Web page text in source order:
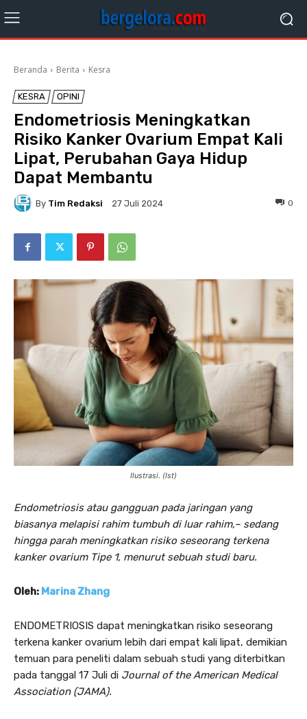
Beranda Berita Kesra
KESRA OPINI
Endometriosis Meningkatkan
Risiko Kanker Ovarium Empat Kali
Lipat, Perubahan Gaya Hidup
Dapat Membantu
By Tim Redaksi 27 Juli 2024 0
Ilustrasi. (Ist)
Endometriosis atau gangguan pada jaringan yang
biasanya melapisi rahim tumbuh di luar rahim,– sedang
hingga parah meningkatkan risiko seseorang terkena
kanker ovarium Tipe 1, menurut sebuah studi baru.
Oleh: Marina Zhang
ENDOMETRIOSIS dapat meningkatkan risiko seseorang
terkena kanker ovarium lebih dari empat kali lipat, demikian
temuan para peneliti dalam sebuah studi yang diterbitkan
pada tanggal 17 Juli di Journal of the American Medical
Association (JAMA).